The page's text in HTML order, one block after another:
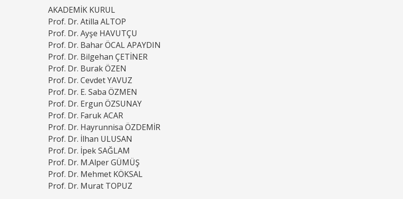
AKADEMİK KURUL
Prof. Dr. Atilla ALTOP
Prof. Dr. Ayşe HAVUTÇU
Prof. Dr. Bahar ÖCAL APAYDIN
Prof. Dr. Bilgehan ÇETİNER
Prof. Dr. Burak ÖZEN
Prof. Dr. Cevdet YAVUZ
Prof. Dr. E. Saba ÖZMEN
Prof. Dr. Ergun ÖZSUNAY
Prof. Dr. Faruk ACAR
Prof. Dr. Hayrunnisa ÖZDEMİR
Prof. Dr. İlhan ULUSAN
Prof. Dr. İpek SAĞLAM
Prof. Dr. M.Alper GÜMÜŞ
Prof. Dr. Mehmet KÖKSAL
Prof. Dr. Murat TOPUZ